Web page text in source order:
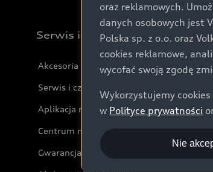
Serwis i akcesoria
Akcesoria
Serwis i części
Aplikacja myAudi i usługi cyfrowe
Centrum napraw powypadkowych
Gwarancja
oraz reklamowych.
danych osobowych jest
Polska sp. z o.o. oraz
cookies reklamowe,
wycofać swoją zgodę
Wykorzystujemy
w Polityce prywatności
Nie